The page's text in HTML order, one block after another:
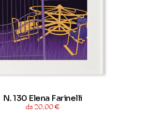
N. 130 Elena Farinelli
da 20,00 €